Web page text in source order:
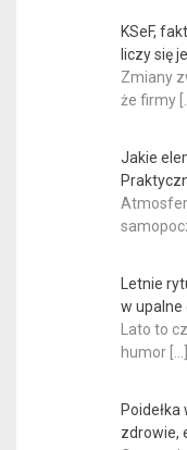
KSeF,
liczy się
Zmiany
że firmy
Jakie
Letnie
w upalne
Lato to
humor
Poidełka
zdrowie,